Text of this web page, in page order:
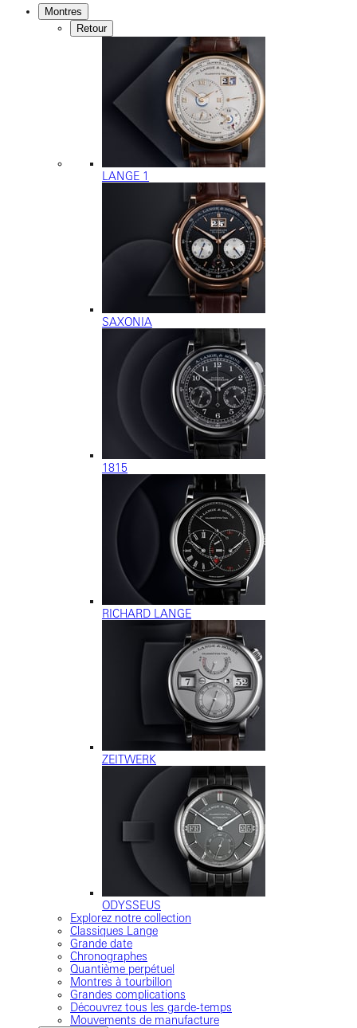
Montres
Retour
LANGE 1
SAXONIA
1815
RICHARD LANGE
ZEITWERK
ODYSSEUS
Explorez notre collection
Classiques Lange
Grande date
Chronographes
Quantième perpétuel
Montres à tourbillon
Grandes complications
Découvrez tous les garde-temps
Mouvements de manufacture